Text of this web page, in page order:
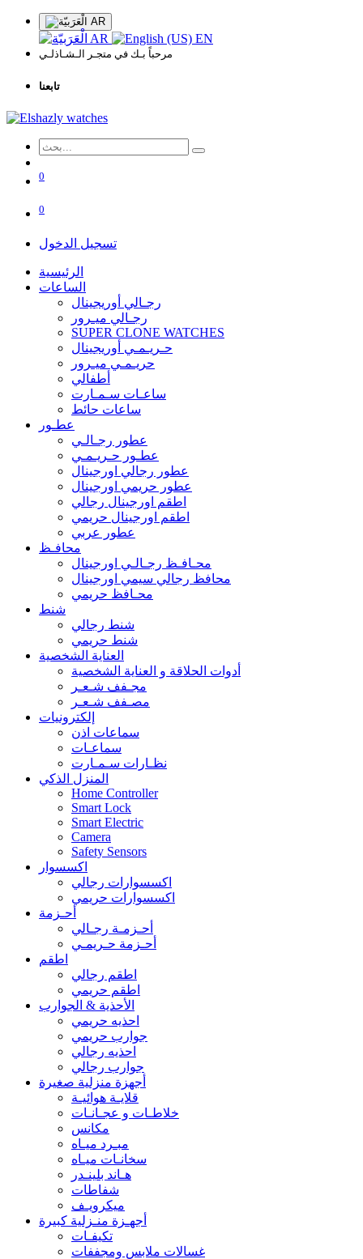
AR
AR EN
مرحباً بـك في متجـر الـشـاذلـي
تابعنا
0
0
تسجيل الدخول
الرئيسية
الساعات
رجـالي أوريجينال
رجـالي ميـرور
SUPER CLONE WATCHES
حـريـمـي أوريجينال
حريـمـي ميـرور
أطفالي
ساعـات سـمـارت
ساعات حائط
عطـور
عطور رجـالـي
عطـور حـريـمـي
عطور رجالي اورجينال
عطور حريمي اورجينال
اطقم اورجينال رجالي
اطقم اورجينال حريمي
عطور عربي
محافـظ
محـافـظ رجـالـي اورجينال
محافظ رجالي سيمي اورجينال
محـافظ حريمي
شنط
شنط رجالي
شنط حريمي
العناية الشخصية
أدوات الحلاقة و العناية الشخصية
مجـفف شـعـر
مصـفف شـعـر
إلكترونيات
سماعات اذن
سماعـات
نظـارات سـمـارت
المنزل الذكي
Home Controller
Smart Lock
Smart Electric
Camera
Safety Sensors
اكسسوار
اكسسوارات رجالي
اكسسوارات حريمي
أحـزمة
أحـزمـة رجـالي
أحـزمة حـريمـي
اطقم
اطقم رجالي
اطقم حريمي
الأحذية & الجوارب
احذيه حريمي
جوارب حريمي
احذيه رجالي
جوارب رجالي
أجهزة منزلية صغيرة
قلايـة هوائيـة
خلاطـات و عجـانـات
مكانس
مبـرد ميـاه
سخانـات ميـاه
هـاند بلينـدر
شفاطات
ميكرويـف
أجهـزة منـزلية كبيرة
تكيفـات
غسالات ملابس ومجففات